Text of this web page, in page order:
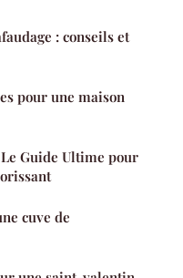
: conseils et
pour une maison
Guide Ultime pour
cuve de